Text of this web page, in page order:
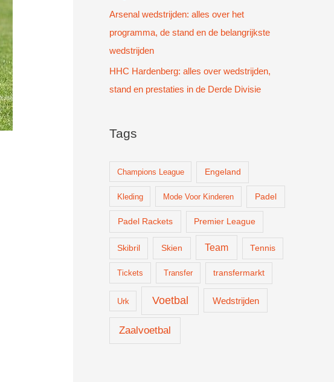
Arsenal wedstrijden: alles over het
programma, de stand en de belangrijkste
wedstrijden
HHC Hardenberg: alles over wedstrijden,
stand en prestaties in de Derde Divisie
Tags
Champions League Engeland
Kleding Mode Voor Kinderen Padel
Padel Rackets Premier League
Skibril Skien Team Tennis
Tickets Transfer transfermarkt
Urk Voetbal Wedstrijden
Zaalvoetbal